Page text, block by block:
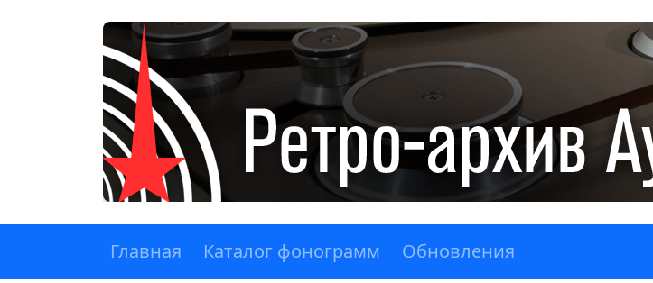
Главная Каталог фонограмм Обновления